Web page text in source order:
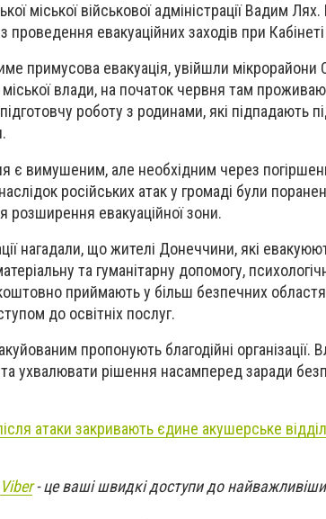
міської військової адміністрації Вадим
евакуаційних заходів при Кабінеті
примусова евакуація, увійшли мікрорайони
влади, на початок червня там
роботу з родинами, які підпадають
є вимушеним, але необхідним через
російських атак у громаді були
розширення евакуаційної зони.
нагадали, що жителі Донеччини, які
та гуманітарну допомогу,
приймають у більш безпечних
до освітніх послуг.
пропонують благодійні організації.
та ухвалювати рішення насамперед заради
атаки закривають єдине акушерське
Viber- це ваші швидкі доступи до